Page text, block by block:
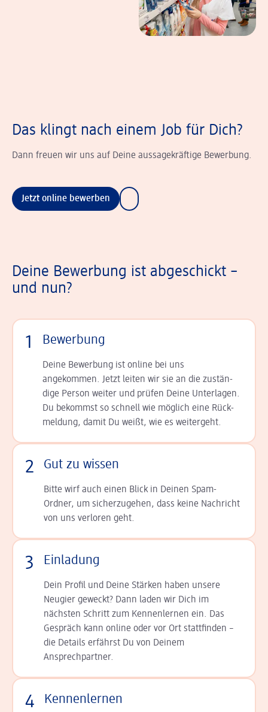
Das klingt nach einem Job für Dich?
Dann freuen wir uns auf Deine aussagekräftige Bewerbung.
Jetzt online bewerben
Deine Bewerbung ist abgeschickt –
und nun?
1 Bewerbung
Deine Bewerbung ist online bei uns
angekommen. Jetzt leiten wir sie an die zu­stän­
dige Person weiter und prüfen Deine Unterlagen.
Du bekommst so schnell wie möglich eine Rück­
meldung, damit Du weißt, wie es weitergeht.
2 Gut zu wissen
Bitte wirf auch einen Blick in Deinen Spam-
Ordner, um sicherzugehen, dass keine Nachricht
von uns verloren geht.
3 Einladung
Dein Profil und Deine Stär­ken haben unsere
Neugier geweckt? Dann laden wir Dich im
nächsten Schritt zum Kennen­lernen ein. Das
Gespräch kann online oder vor Ort statt­finden –
die Details er­fährst Du von Deinem
Ansprechpartner.
4 Kennenlernen